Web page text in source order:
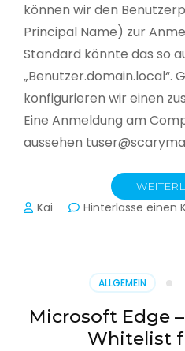
können wir den
Principal Name) zur
Standard könnte das so
„Benutzer.domain.local“.
konfigurieren wir einen
Eine Anmeldung am
aussehen
Kai Hinterlasse einen
ALLGEMEIN
Microsoft Edge
Whitelist